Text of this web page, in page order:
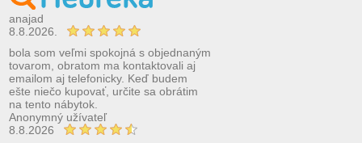
anajad
8.8.2026.
bola som veľmi spokojná s objednaným
tovarom, obratom ma kontaktovali aj
emailom aj telefonicky. Keď budem
ešte niečo kupovať, určite sa obrátim
na tento nábytok.
Anonymný užívateľ
8.8.2026